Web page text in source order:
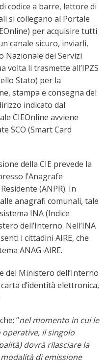
codice a barre, lettore di
si collegano al Portale
per acquisire tutti
canale sicuro, inviarli,
Nazionale dei Servizi
volta li trasmette all’IPZS
Stato) per la
stampa e consegna del
indicato dal
CIEOnline avviene
SCO (Smart Card
della CIE prevede la
l’Anagrafe
(ANPR). In
anagrafi comunali, tale
INA (Indice
dell’Interno. Nell’INA
i cittadini AIRE, che
ANAG-AIRE.
del Ministero dell’Interno
d’identità elettronica,
“nel momento in cui le
il singolo
dovrà rilasciare la
di emissione